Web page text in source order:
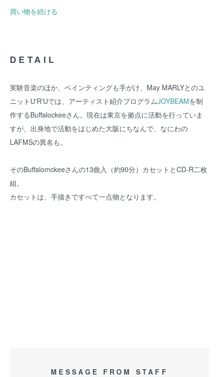
買い物を続ける
DETAIL
実験音楽のほか、ペインティングも手がけ、May MARLYとのユ
ニットU'R'Uでは、アーティスト紹介プログラムJOYBEAMを制
作するBuffalockeeさん。現在は東京を拠点に活動を行っていま
すが、出身地で活動をはじめた大阪にちなんで、なにわの
LAFMSの異名も。
そのBuffalomckeeさんの13曲入（約90分）カセットとCD-R二枚
組。
カセットは、手描きですべて一点物となります。
MESSAGE FROM STAFF